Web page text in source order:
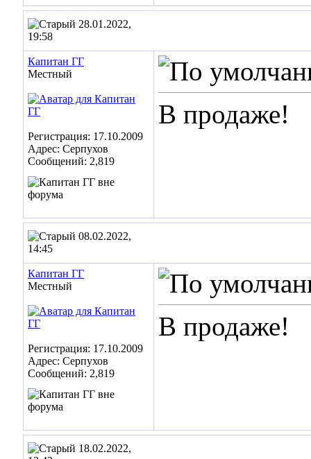
28.01.2022,
19:58
Капитан ГГ
Местный
Регистрация: 17.10.2009
Адрес: Серпухов
Сообщений: 2,819
В продаже!
08.02.2022,
14:45
Капитан ГГ
Местный
Регистрация: 17.10.2009
Адрес: Серпухов
Сообщений: 2,819
В продаже!
18.02.2022,